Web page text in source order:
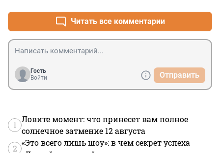
Читать все комментарии
Гость
Войти
Отправить
1
Ловите момент: что принесет вам полное
солнечное затмение 12 августа
2
«Это всего лишь шоу»: в чем секрет успеха